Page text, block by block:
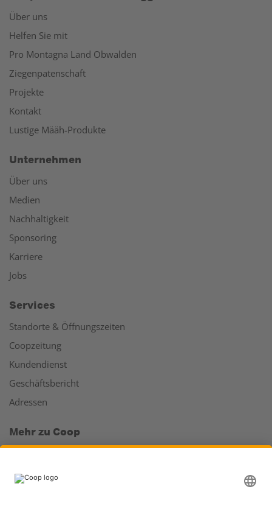
Über uns
Helfen Sie mit
Pro Montagna Land Obwalden
Ziegenpatenschaft
Projekte
Kontakt
Lustige Määh-Produkte
Unternehmen
Über uns
Medien
Nachhaltigkeit
Sponsoring
Karriere
Jobs
Services
Standorte & Öffnungszeiten
Coopzeitung
Kundendienst
Geschäftsbericht
Adressen
Mehr zu Coop
Läden & Services